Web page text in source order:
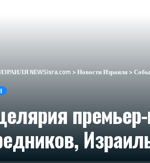
NEWSisra.com >Новости Израиля >